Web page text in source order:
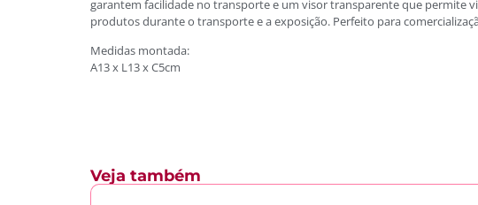
garantem facilidade no transporte e um visor transparente que permite
produtos durante o transporte e a exposição. Perfeito para
Medidas montada:
A13 x L13 x C5cm
Veja também